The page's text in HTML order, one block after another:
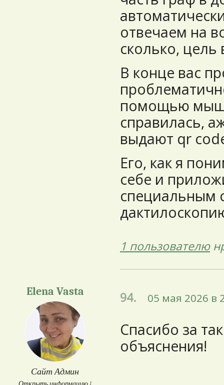
отвечаем на
сколько, цель
В конце вас
помощью
справилась,
выдают qr
Его, как я
себе и
специальным
1 пользователю
Elena Vasta
Сайт Админ
94. 05 мая 2026 в
Спасибо за
объяснения!